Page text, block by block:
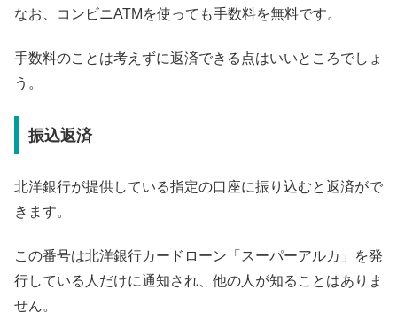
なお、コンビニATMを使っても手数料を無料です。
手数料のことは考えずに返済できる点はいいところでしょ
う。
振込返済
北洋銀行が提供している指定の口座に振り込むと返済がで
きます。
この番号は北洋銀行カードローン「スーパーアルカ」を発
行している人だけに通知され、他の人が知ることはありま
せん。